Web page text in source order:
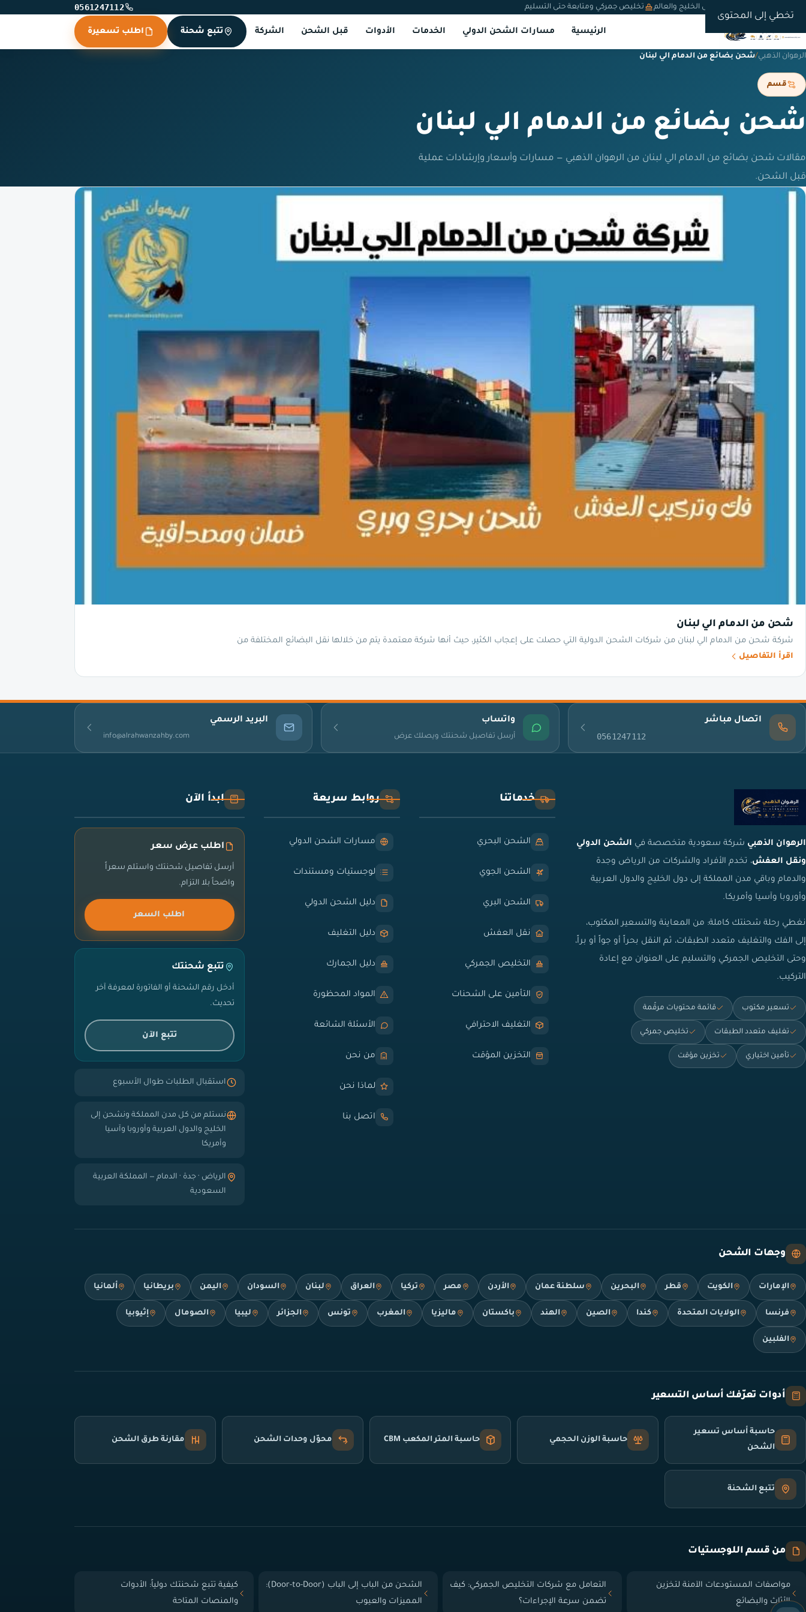
تخطي إلى المحتوى
شحن دولي من السعودية إلى الخليج والعالم تخليص جمركي ومتابعة حتى التسليم 0561247112
الرئيسية مسارات الشحن الدولي الخدمات الأدوات قبل الشحن الشركة تتبع شحنة اطلب تسعيرة
الرهوان الذهبي/شحن بضائع من الدمام الي لبنان
قسم
شحن بضائع من الدمام الي لبنان
مقالات شحن بضائع من الدمام الي لبنان من الرهوان الذهبي — مسارات وأسعار وإرشادات عملية
قبل الشحن.
شحن من الدمام الي لبنان
شركة شحن من الدمام الي لبنان من شركات الشحن الدولية التي حصلت على إعجاب الكثير، حيث أنها شركة معتمدة يتم من خلالها نقل البضائع المختلفة من
اقرأ التفاصيل
اتصال مباشر
0561247112
واتساب
أرسل تفاصيل شحنتك ويصلك عرض
البريد الرسمي
info@alrahwanzahby.com
الرهوان الذهبي شركة سعودية متخصصة في الشحن الدولي
ونقل العفش، تخدم الأفراد والشركات من الرياض وجدة
والدمام وباقي مدن المملكة إلى دول الخليج والدول العربية
وأوروبا وآسيا وأمريكا.
نغطي رحلة شحنتك كاملة: من المعاينة والتسعير المكتوب،
إلى الفك والتغليف متعدد الطبقات، ثم النقل بحراً أو جواً أو براً،
وحتى التخليص الجمركي والتسليم على العنوان مع إعادة
التركيب.
تسعير مكتوب قائمة محتويات مرقّمة
تغليف متعدد الطبقات تخليص جمركي
تأمين اختياري تخزين مؤقت
خدماتنا
الشحن البحري
الشحن الجوي
الشحن البري
نقل العفش
التخليص الجمركي
التأمين على الشحنات
التغليف الاحترافي
التخزين المؤقت
روابط سريعة
مسارات الشحن الدولي
لوجستيات ومستندات
دليل الشحن الدولي
دليل التغليف
دليل الجمارك
المواد المحظورة
الأسئلة الشائعة
من نحن
لماذا نحن
اتصل بنا
ابدأ الآن
اطلب عرض سعر
أرسل تفاصيل شحنتك واستلم سعراً
واضحاً بلا التزام.
اطلب السعر
تتبع شحنتك
أدخل رقم الشحنة أو الفاتورة لمعرفة آخر
تحديث.
تتبع الآن
استقبال الطلبات طوال الأسبوع
نستلم من كل مدن المملكة ونشحن إلى
الخليج والدول العربية وأوروبا وآسيا
وأمريكا
الرياض · جدة · الدمام — المملكة العربية
السعودية
وجهات الشحن
الإمارات الكويت قطر البحرين سلطنة عمان الأردن مصر تركيا العراق لبنان السودان اليمن بريطانيا ألمانيا
فرنسا الولايات المتحدة كندا الصين الهند باكستان ماليزيا المغرب تونس الجزائر ليبيا الصومال إثيوبيا
الفلبين
أدوات تعرّفك أساس التسعير
حاسبة أساس تسعير
الشحن
حاسبة الوزن الحجمي حاسبة المتر المكعب CBM محوّل وحدات الشحن مقارنة طرق الشحن
تتبع الشحنة
من قسم اللوجستيات
مواصفات المستودعات الآمنة لتخزين
الأثاث والبضائع
التعامل مع شركات التخليص الجمركي: كيف
تضمن سرعة الإجراءات؟
الشحن من الباب إلى الباب (Door-to-Door):
المميزات والعيوب
كيفية تتبع شحنتك دولياً: الأدوات
والمنصات المتاحة